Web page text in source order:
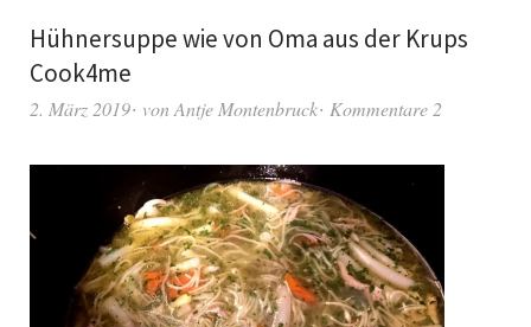
Hühnersuppe wie von Oma aus der Krups
Cook4me
2. März 2019 vonAntje Montenbruck Kommentare 2